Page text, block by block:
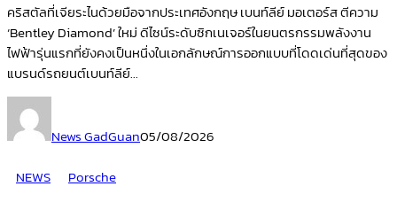
คริสตัลที่เจียระไนด้วยมือจากประเทศอังกฤษ เบนท์ลีย์ มอเตอร์ส ตีความ
‘Bentley Diamond’ ใหม่ ดีไซน์ระดับซิกเนเจอร์ในยนตรกรรมพลังงาน
ไฟฟ้ารุ่นแรกที่ยังคงเป็นหนึ่งในเอกลักษณ์การออกแบบที่โดดเด่นที่สุดของ
แบรนด์รถยนต์เบนท์ลีย์...
News GadGuan05/08/2026
NEWS
Porsche